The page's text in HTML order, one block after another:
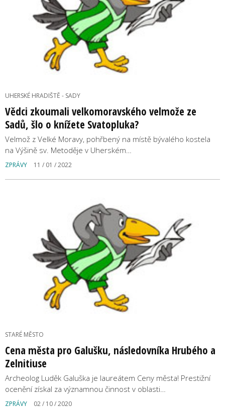
UHERSKÉ HRADIŠTĚ - SADY
Vědci zkoumali velkomoravského velmože ze
Sadů, šlo o knížete Svatopluka?
Velmož z Velké Moravy, pohřbený na místě bývalého kostela
na Výšině sv. Metoděje v Uherském…
ZPRÁVY 11 / 01 / 2022
STARÉ MĚSTO
Cena města pro Galušku, následovníka Hrubého a
Zelnitiuse
Archeolog Luděk Galuška je laureátem Ceny města! Prestižní
ocenění získal za významnou činnost v oblasti…
ZPRÁVY 02 / 10 / 2020